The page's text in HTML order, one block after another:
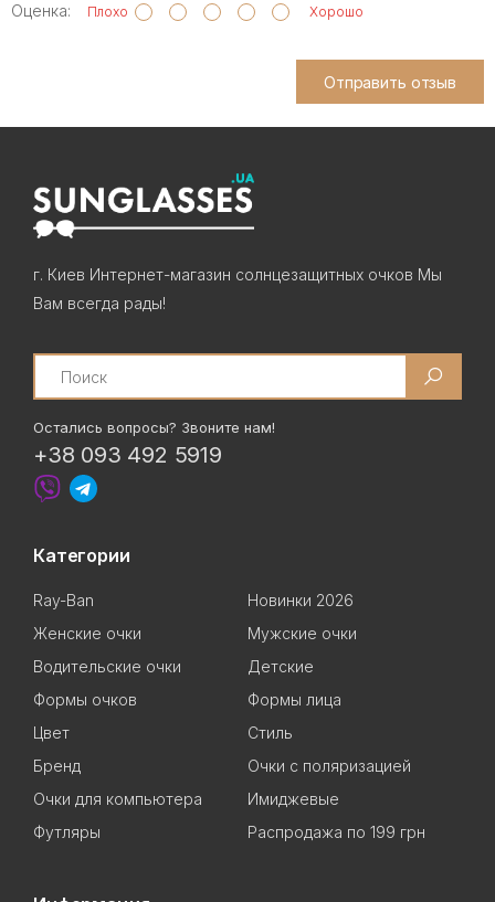
Оценка: Плохо Хорошо
Отправить отзыв
г. Киев Интернет-магазин солнцезащитных очков Мы
Вам всегда рады!
Search
Остались вопросы? Звоните нам!
+38 093 492 5919
Категории
Ray-Ban
Новинки 2026
Женские очки
Мужские очки
Водительские очки
Детские
Формы очков
Формы лица
Цвет
Стиль
Бренд
Очки с поляризацией
Очки для компьютера
Имиджевые
Футляры
Распродажа по 199 грн